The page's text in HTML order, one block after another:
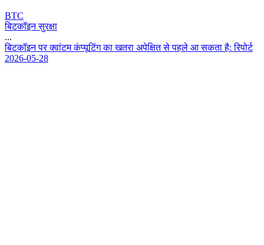
BTC
बिटकॉइन सुरक्षा
...
बटकइन पर कवटम कपयटग क खतर अपकत स पहल आ सकत ह: रपर
2026-05-28